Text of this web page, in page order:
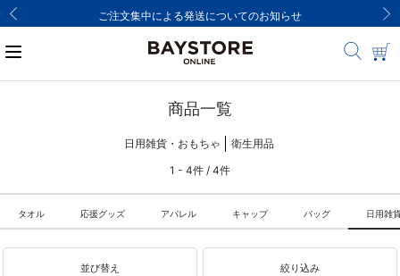
ご注文集中による発送についてのお知らせ
商品一覧
日用雑貨・おもちゃ
衛生用品
1 - 4件 / 4件
タオル 応援グッズ アパレル キャップ バッグ 日用雑
並び替え 絞り込み